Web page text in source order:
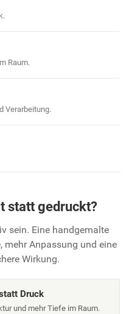
Raum.
Verarbeitung.
statt gedruckt?
sein. Eine handgemalte
mehr Anpassung und eine
Wirkung.
Druck
und mehr Tiefe im Raum.